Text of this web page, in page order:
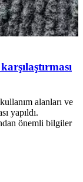
alanları ve
yapıldı.
önemli bilgiler